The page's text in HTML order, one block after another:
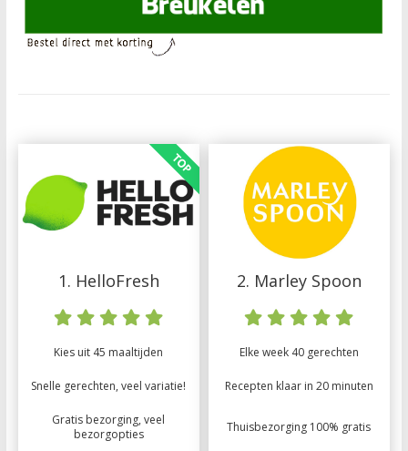
1. HelloFresh
Kies uit 45 maaltijden
Snelle gerechten, veel variatie!
Gratis bezorging, veel
bezorgopties
2. Marley Spoon
Elke week 40 gerechten
Recepten klaar in 20 minuten
Thuisbezorging 100% gratis